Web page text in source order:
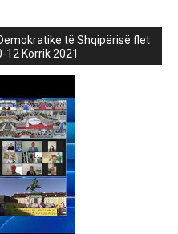
të Shqipërisë flet
12 Korrik 2021